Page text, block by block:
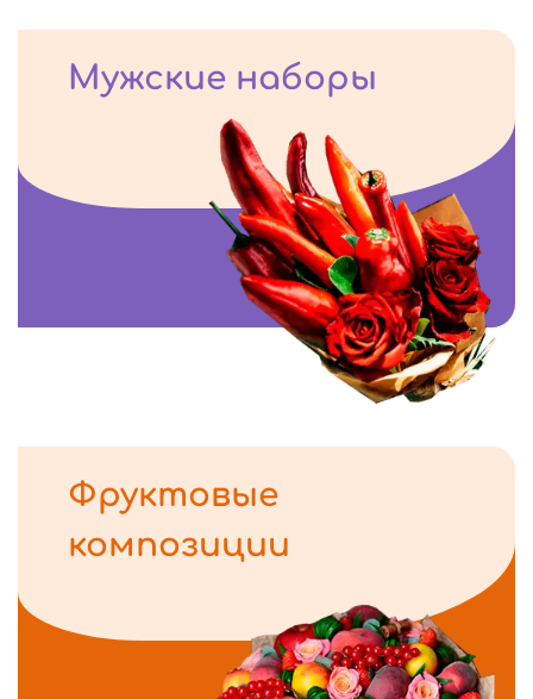
Мужские наборы
Фруктовые
композиции